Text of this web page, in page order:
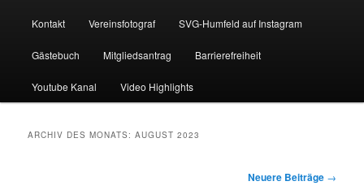
Kontakt Vereinsfotograf SVG-Humfeld auf Instagram
Gästebuch Mitgliedsantrag Barrierefreiheit
Youtube Kanal Video Highlights
ARCHIV DES MONATS:AUGUST 2023
Neuere Beiträge →